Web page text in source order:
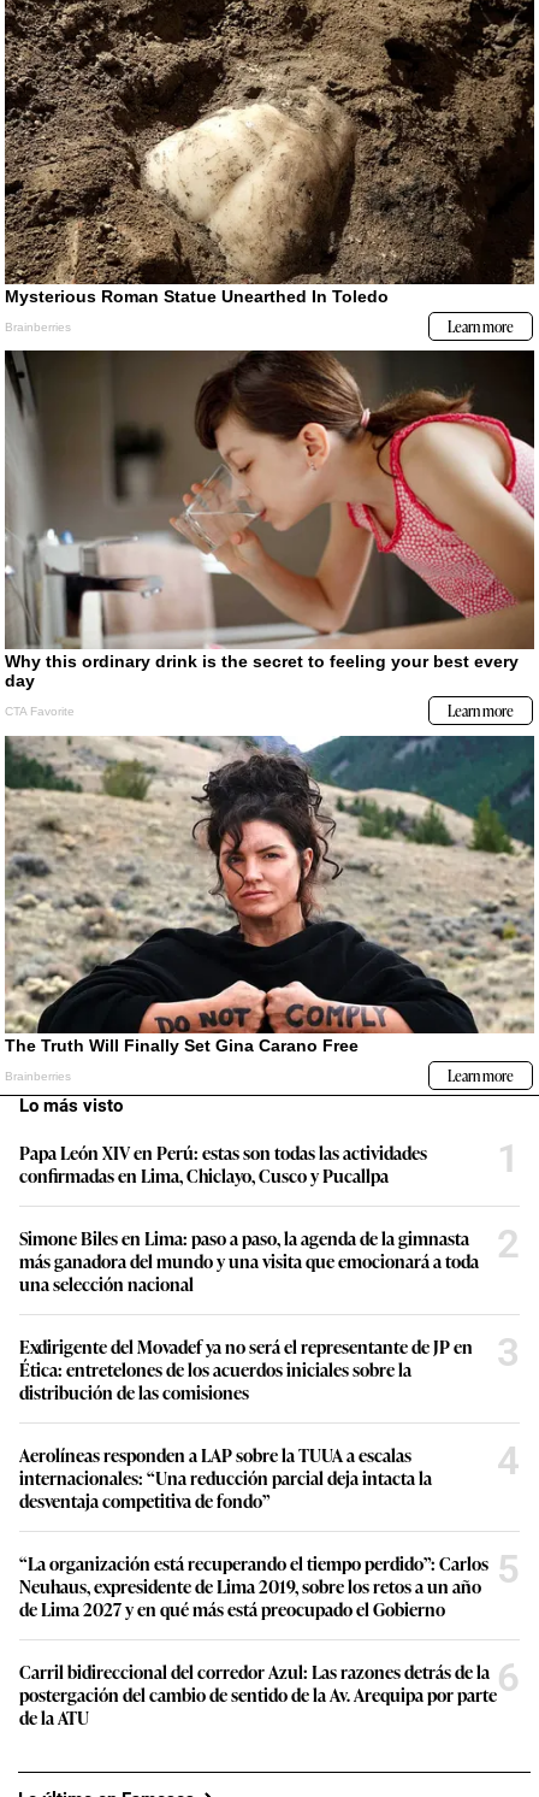
Lo más visto
Papa León XIV en Perú: estas son todas las actividades
confirmadas en Lima, Chiclayo, Cusco y Pucallpa
1
Simone Biles en Lima: paso a paso, la agenda de la gimnasta
más ganadora del mundo y una visita que emocionará a toda
una selección nacional
2
Exdirigente del Movadef ya no será el representante de JP en
Ética: entretelones de los acuerdos iniciales sobre la
distribución de las comisiones
3
Aerolíneas responden a LAP sobre la TUUA a escalas
internacionales: “Una reducción parcial deja intacta la
desventaja competitiva de fondo”
4
“La organización está recuperando el tiempo perdido”: Carlos
Neuhaus, expresidente de Lima 2019, sobre los retos a un año
de Lima 2027 y en qué más está preocupado el Gobierno
5
Carril bidireccional del corredor Azul: Las razones detrás de la
postergación del cambio de sentido de la Av. Arequipa por parte
de la ATU
6